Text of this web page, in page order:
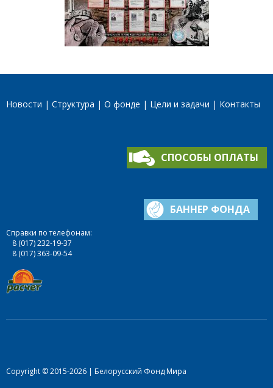
Новости Структура О фонде Цели и задачи Контакты
СПОСОБЫ ОПЛАТЫ
БАННЕР ФОНДА
Справки по телефонам:
8 (017) 232-19-37
8 (017) 363-09-54
Copyright © 2015-2026 | Белорусский Фонд Мира